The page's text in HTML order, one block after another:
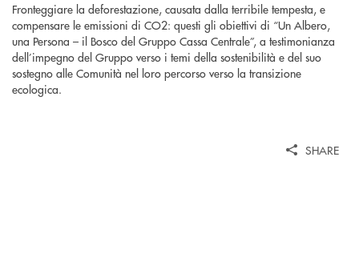
Fronteggiare la deforestazione, causata dalla terribile tempesta, e
compensare le emissioni di CO2: questi gli obiettivi di “Un Albero,
una Persona – il Bosco del Gruppo Cassa Centrale”, a testimonianza
dell’impegno del Gruppo verso i temi della sostenibilità e del suo
sostegno alle Comunità nel loro percorso verso la transizione
ecologica.
SHARE